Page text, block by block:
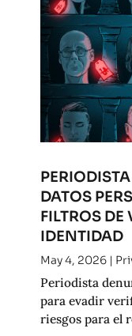
DATOS
FILTROS
IDENTIDAD
May 4, 2026|
Periodista
para evadir
riesgos para el